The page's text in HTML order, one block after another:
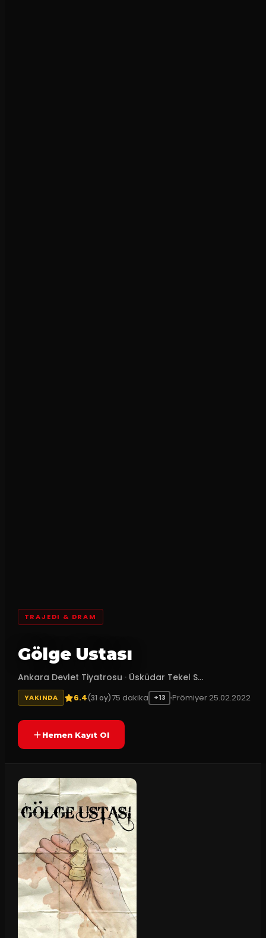
TRAJEDI & DRAM
Gölge Ustası
Ankara Devlet Tiyatrosu · Üsküdar Tekel S...
YAKINDA 6.4(31 oy)75 dakika +13 Prömiyer 25.02.2022
Hemen Kayıt Ol